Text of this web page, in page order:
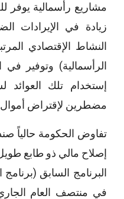
مشاريع رأسمالية يوفر
زيادة في الإيرادات
النشاط الإقتصادي
الرأسمالية) وتوفير في
إستخدام تلك
مضطرين لإقتراض
تفاوض الحكومة حالياً
إصلاح مالي ذو طابع
البرنامج السابق (برنامج
في منتصف العام